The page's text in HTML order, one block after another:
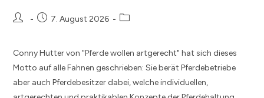
7. August 2026
Conny Hutter von "Pferde wollen artgerecht" hat sich dieses
Motto auf alle Fahnen geschrieben: Sie berät Pferdebetriebe
aber auch Pferdebesitzer dabei, welche individuellen,